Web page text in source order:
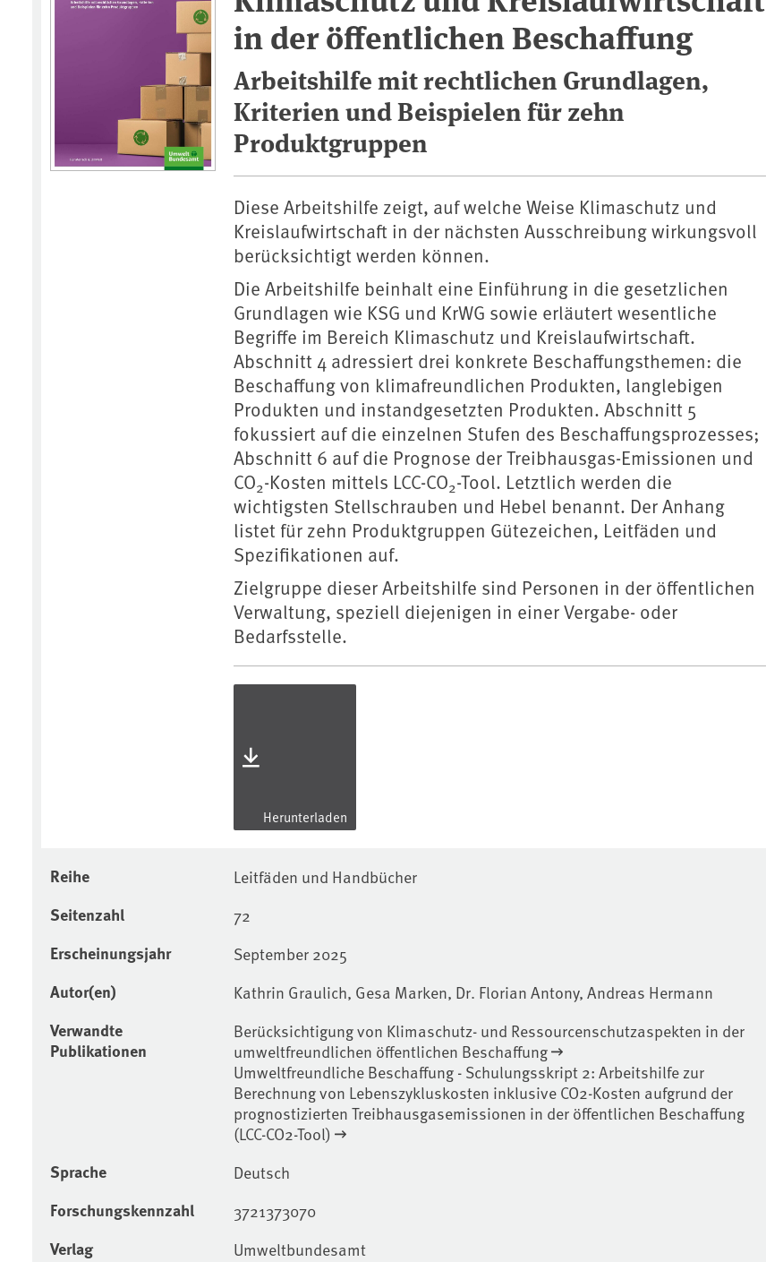
in der öffentlichen Beschaffung
Arbeitshilfe mit rechtlichen Grundlagen,
Kriterien und Beispielen für zehn
Produktgruppen
Diese Arbeitshilfe zeigt, auf welche Weise Klimaschutz und
Kreislaufwirtschaft in der nächsten Ausschreibung wirkungsvoll
berücksichtigt werden können.
Die Arbeitshilfe beinhalt eine Einführung in die gesetzlichen
Grundlagen wie KSG und KrWG sowie erläutert wesentliche
Begriffe im Bereich Klimaschutz und Kreislaufwirtschaft.
Abschnitt 4 adressiert drei konkrete Beschaffungsthemen: die
Beschaffung von klimafreundlichen Produkten, langlebigen
Produkten und instandgesetzten Produkten. Abschnitt 5
fokussiert auf die einzelnen Stufen des Beschaffungsprozesses;
Abschnitt 6 auf die Prognose der Treibhausgas-Emissionen und
CO2-Kosten mittels LCC-CO2-Tool. Letztlich werden die
wichtigsten Stellschrauben und Hebel benannt. Der Anhang
listet für zehn Produktgruppen Gütezeichen, Leitfäden und
Spezifikationen auf.
Zielgruppe dieser Arbeitshilfe sind Personen in der öffentlichen
Verwaltung, speziell diejenigen in einer Vergabe- oder
Bedarfsstelle.
Herunterladen
Reihe Leitfäden und Handbücher
Seitenzahl 72
Erscheinungsjahr September 2025
Autor(en) Kathrin Graulich, Gesa Marken, Dr. Florian Antony, Andreas Hermann
Verwandte
Publikationen
Berücksichtigung von Klimaschutz- und Ressourcenschutzaspekten in der
umweltfreundlichen öffentlichen Beschaffung
Umweltfreundliche Beschaffung - Schulungsskript 2: Arbeitshilfe zur
Berechnung von Lebenszykluskosten inklusive CO2-Kosten aufgrund der
prognostizierten Treibhausgasemissionen in der öffentlichen Beschaffung
(LCC-CO2-Tool)
Sprache Deutsch
Forschungskennzahl 3721373070
Verlag Umweltbundesamt